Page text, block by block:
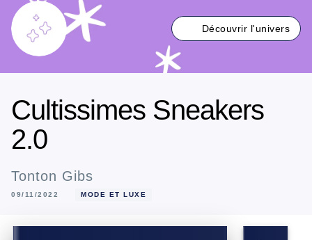
Découvrir l'univers
Cultissimes Sneakers
2.0
Tonton Gibs
09/11/2022 MODE ET LUXE